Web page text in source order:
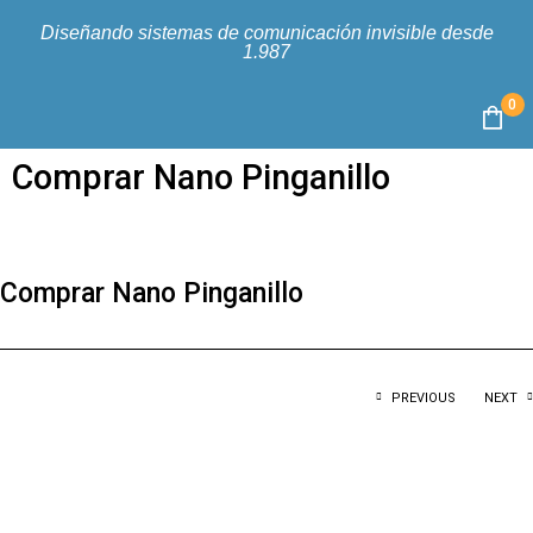
Diseñando sistemas de comunicación invisible desde
1.987
0
Comprar Nano Pinganillo
Comprar Nano Pinganillo
PREVIOUS NEXT